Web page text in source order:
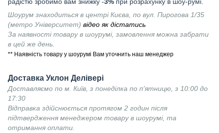
Шоурум знаходиться в центрі Києва, по вул. Пирогова 1/35
(метро Університет) відео як дістатись
За наявності товару в шоурумі, замовлення можна забрати
в цей же день.
** Наявність товару у шоурумі Вам уточнить наш менеджер
Доставка Уклон Делівері
Доставляємо по м. Київ, з понеділка по п'ятницю, з 10:00 до
17:30
Відправка здійснюється протягом 2 годин після
підтвердження менеджером товару в шоурумі, та
отримання оплати.